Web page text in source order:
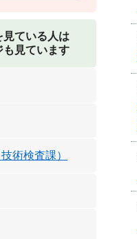
見ている人は
も見ています
術検査課）